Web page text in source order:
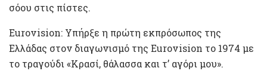
σόου στις πίστες.
Eurovision: Υπήρξε η πρώτη εκπρόσωπος της
Ελλάδας στον διαγωνισμό της Eurovision το 1974 με
το τραγούδι «Κρασί, θάλασσα και τ’ αγόρι μου».